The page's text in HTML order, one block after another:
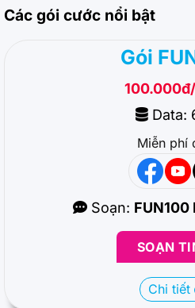
Các gói cước nổi bật
Gói
Data:
Miễn phí
Soạn: FUN100
SOẠN
Chi tiết